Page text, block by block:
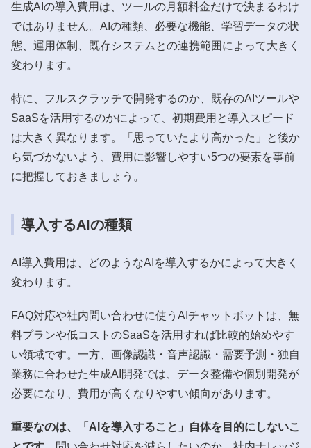
生成AIの導入費用は、ツールの月額料金だけで決まるわけ
ではありません。AIの種類、必要な機能、学習データの状
態、運用体制、既存システムとの連携範囲によって大きく
変わります。
特に、フルスクラッチで開発するのか、既存のAIツールや
SaaSを活用するのかによって、初期費用と導入スピード
は大きく異なります。「思っていたより高かった」と後か
ら気づかないよう、費用に影響しやすい5つの要素を事前
に把握しておきましょう。
導入するAIの種類
AI導入費用は、どのようなAIを導入するかによって大きく
変わります。
FAQ対応や社内問い合わせに使うAIチャットボットは、無
料プランや低コストのSaaSを活用すれば比較的始めやす
い領域です。一方、画像認識・音声認識・需要予測・独自
業務に合わせた生成AI開発では、データ整備や個別開発が
必要になり、費用が高くなりやすい傾向があります。
重要なのは、「AIを導入すること」自体を目的にしないこ